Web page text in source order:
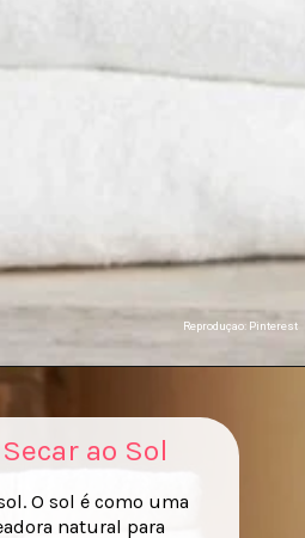
Reproduçao: Pinterest
ao Sol
O sol é como uma
natural para